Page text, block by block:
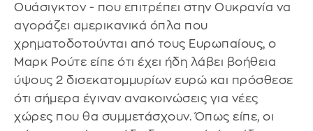
Ουάσιγκτον - που επιτρέπει στην Ουκρανία να
αγοράζει αμερικανικά όπλα που
χρηματοδοτούνται από τους Ευρωπαίους, ο
Μαρκ Ρούτε είπε ότι έχει ήδη λάβει βοήθεια
ύψους 2 δισεκατομμυρίων ευρώ και πρόσθεσε
ότι σήμερα έγιναν ανακοινώσεις για νέες
χώρες που θα συμμετάσχουν. Όπως είπε, οι